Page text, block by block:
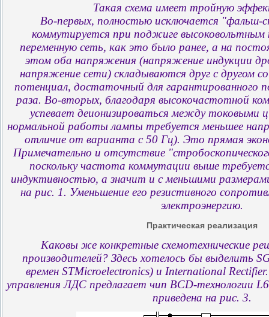
Такая схема имеет тройную
Во-первых, полностью исключается "фальш-
коммутируется при поджиге
переменную сеть, как это было ранее, а на
этом оба напряжения (напряжение индукции
напряжение сети) складываются друг с другом
потенциал, достаточный для гарантированного
раза. Во-вторых, благодаря высокочастотной
успевает деионизироваться между токовыми
нормальной работы лампы требуется меньшее
отличие от варианта с 50 Гц). Это прямая
Примечательно и отсутствие
поскольку частота коммутации выше
индуктивностью, а значит и с меньшими
на рис. 1. Уменьшение его резистивного
электроэнергию.
Практическая реализация
Каковы же конкретные схемотехнические
производителей? Здесь хотелось бы выделить
времен STMicroelectronics) и International
управления ЛДС предлагает чип BCD-технологии
приведена на рис. 3.